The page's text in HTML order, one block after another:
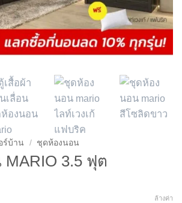
ร์บ้าน / ชุดห้องนอน
3.5 ฟุต
ล้างค่า